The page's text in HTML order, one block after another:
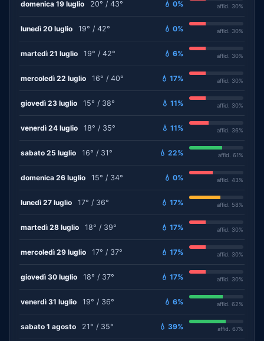
domenica 19 luglio 20° / 43° 💧 0% affid. 30%
lunedì 20 luglio 19° / 42° 💧 0% affid. 30%
martedì 21 luglio 19° / 42° 💧 6% affid. 30%
mercoledì 22 luglio 16° / 40° 💧 17% affid. 30%
giovedì 23 luglio 15° / 38° 💧 11% affid. 30%
venerdì 24 luglio 18° / 35° 💧 11% affid. 36%
sabato 25 luglio 16° / 31° 💧 22% affid. 61%
domenica 26 luglio 15° / 34° 💧 0% affid. 43%
lunedì 27 luglio 17° / 36° 💧 17% affid. 58%
martedì 28 luglio 18° / 39° 💧 17% affid. 30%
mercoledì 29 luglio 17° / 37° 💧 17% affid. 30%
giovedì 30 luglio 18° / 37° 💧 17% affid. 30%
venerdì 31 luglio 19° / 36° 💧 6% affid. 62%
sabato 1 agosto 21° / 35° 💧 39% affid. 67%